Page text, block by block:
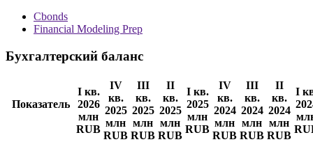
Cbonds
Financial Modeling Prep
Бухгалтерский баланс
Показатель
I кв.
2026
млн
RUB
IV
кв.
2025
млн
RUB
III
кв.
2025
млн
RUB
II
кв.
2025
млн
RUB
I кв.
2025
млн
RUB
IV
кв.
2024
млн
RUB
III
кв.
2024
млн
RUB
II
кв.
2024
млн
RUB
I